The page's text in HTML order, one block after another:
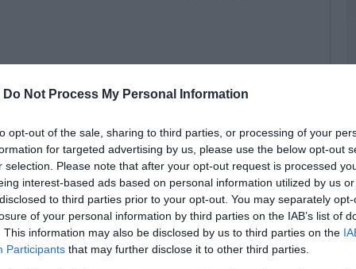
Do Not Process My Personal Information
opt-out of the sale, sharing to third parties, or processing of your
for targeted advertising by us, please use the below opt-out
selection. Please note that after your opt-out request is processed
interest-based ads based on personal information utilized by us
to third parties prior to your opt-out. You may separately
of your personal information by third parties on the IAB’s list of
This information may also be disclosed by us to third parties on the
Participants that may further disclose it to other third parties.